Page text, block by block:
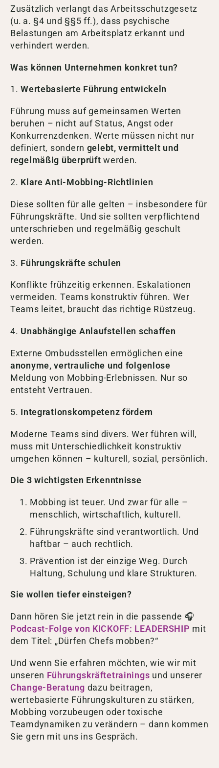
Zusätzlich verlangt das Arbeitsschutzgesetz
(u. a. §4 und §§5 ff.), dass psychische
Belastungen am Arbeitsplatz erkannt und
verhindert werden.
Was können Unternehmen konkret tun?
1.Wertebasierte Führung entwickeln
Führung muss auf gemeinsamen Werten
beruhen – nicht auf Status, Angst oder
Konkurrenzdenken. Werte müssen nicht nur
definiert, sondern gelebt, vermittelt und
regelmäßig überprüft werden.
2. Klare Anti-Mobbing-Richtlinien
Diese sollten für alle gelten – insbesondere für
Führungskräfte. Und sie sollten verpflichtend
unterschrieben und regelmäßig geschult
werden.
3. Führungskräfte schulen
Konflikte frühzeitig erkennen. Eskalationen
vermeiden. Teams konstruktiv führen. Wer
Teams leitet, braucht das richtige Rüstzeug.
4. Unabhängige Anlaufstellen schaffen
Externe Ombudsstellen ermöglichen eine
anonyme, vertrauliche und folgenlose
Meldung von Mobbing-Erlebnissen. Nur so
entsteht Vertrauen.
5. Integrationskompetenz fördern
Moderne Teams sind divers. Wer führen will,
muss mit Unterschiedlichkeit konstruktiv
umgehen können – kulturell, sozial, persönlich.
Die 3 wichtigsten Erkenntnisse
Mobbing ist teuer. Und zwar für alle –
menschlich, wirtschaftlich, kulturell.
Führungskräfte sind verantwortlich. Und
haftbar – auch rechtlich.
Prävention ist der einzige Weg. Durch
Haltung, Schulung und klare Strukturen.
Sie wollen tiefer einsteigen?
Dann hören Sie jetzt rein in die passende 🎧
Podcast-Folge von KICKOFF: LEADERSHIP mit
dem Titel: „Dürfen Chefs mobben?“
Und wenn Sie erfahren möchten, wie wir mit
unseren Führungskräftetrainings und unserer
Change-Beratung dazu beitragen,
wertebasierte Führungskulturen zu stärken,
Mobbing vorzubeugen oder toxische
Teamdynamiken zu verändern – dann kommen
Sie gern mit uns ins Gespräch.